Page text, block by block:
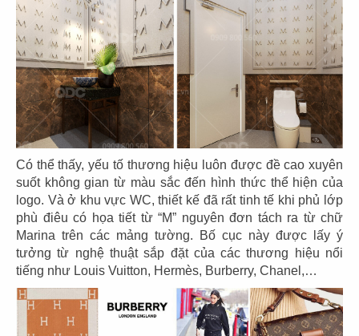
Có thể thấy, yếu tố thương hiệu luôn được đề cao xuyên
suốt không gian từ màu sắc đến hình thức thể hiện của
logo. Và ở khu vực WC, thiết kế đã rất tinh tế khi phủ lớp
phù điêu có họa tiết từ “M” nguyên đơn tách ra từ chữ
Marina trên các mảng tường. Bố cục này được lấy ý
tưởng từ nghệ thuật sắp đặt của các thương hiệu nổi
tiếng như Louis Vuitton, Hermès, Burberry, Chanel,…
THAI MARKET
CN Phan Xích Long
PAT KAO THAI 1
113
PAT KAO THAI 2
CN Bến Tre
114
PAT KAO THAI 3
CN Mỹ Tho
115
LOTUS BLOOM
COFFEE
116
AFFA COFFEE